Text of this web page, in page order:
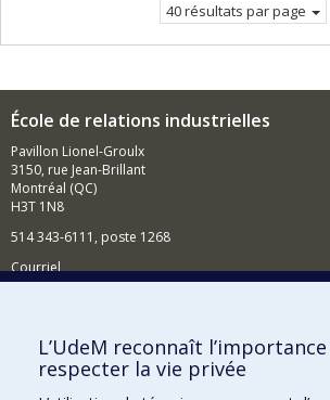
40 résultats par page
École de relations industrielles
Pavillon Lionel-Groulx
3150, rue Jean-Brillant
Montréal (QC)
H3T 1N8
514 343-6111, poste 1268
Courriel
Comment soutenir l'École?
BESOIN D'AIDE?
L’UdeM reconnaît
respecter la vie privée